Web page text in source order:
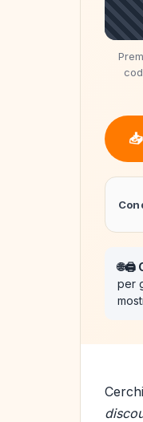
🌐🖨️
per